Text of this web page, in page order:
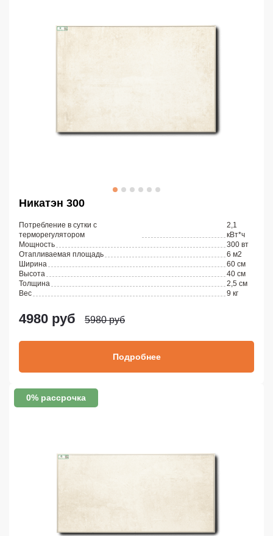
Никатэн 300
Потребление в сутки с
терморегулятором
2,1
кВт*ч
Мощность
300 вт
Отапливаемая площадь
6 м2
Ширина
60 см
Высота
40 см
Толщина
2,5 см
Вес
9 кг
4980 руб 5980 руб
Подробнее
0% рассрочка